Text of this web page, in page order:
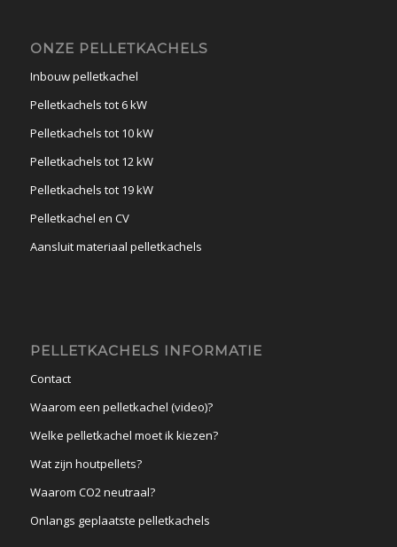
ONZE PELLETKACHELS
Inbouw pelletkachel
Pelletkachels tot 6 kW
Pelletkachels tot 10 kW
Pelletkachels tot 12 kW
Pelletkachels tot 19 kW
Pelletkachel en CV
Aansluit materiaal pelletkachels
PELLETKACHELS INFORMATIE
Contact
Waarom een pelletkachel (video)?
Welke pelletkachel moet ik kiezen?
Wat zijn houtpellets?
Waarom CO2 neutraal?
Onlangs geplaatste pelletkachels